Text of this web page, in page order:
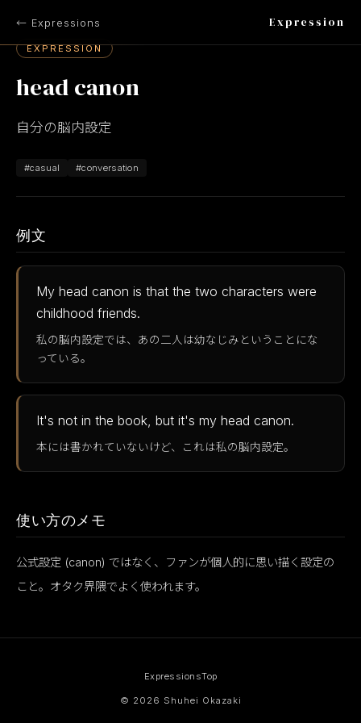
← Expressions Expression
EXPRESSION
head canon
自分の脳内設定
#casual #conversation
例文
My head canon is that the two characters were
childhood friends.
私の脳内設定では、あの二人は幼なじみということにな
っている。
It's not in the book, but it's my head canon.
本には書かれていないけど、これは私の脳内設定。
使い方のメモ
公式設定 (canon) ではなく、ファンが個人的に思い描く設定の
こと。オタク界隈でよく使われます。
ExpressionsTop
© 2026 Shuhei Okazaki